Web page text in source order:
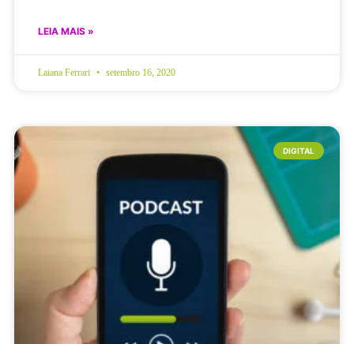
LEIA MAIS »
Laiana Ferrari setembro 16, 2020
DIGITAL